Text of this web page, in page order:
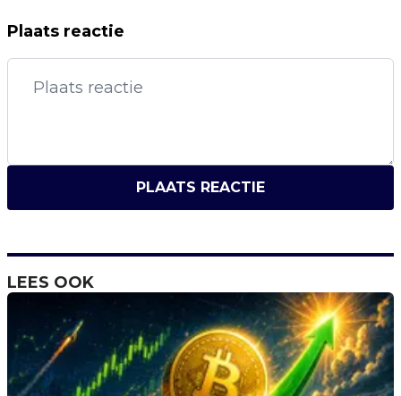
Plaats reactie
PLAATS REACTIE
LEES OOK